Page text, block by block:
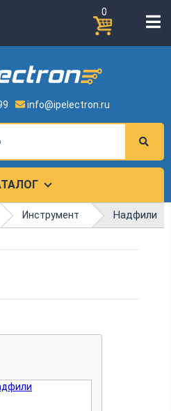
0
info@ipelectron.ru
Инструмент Надфили